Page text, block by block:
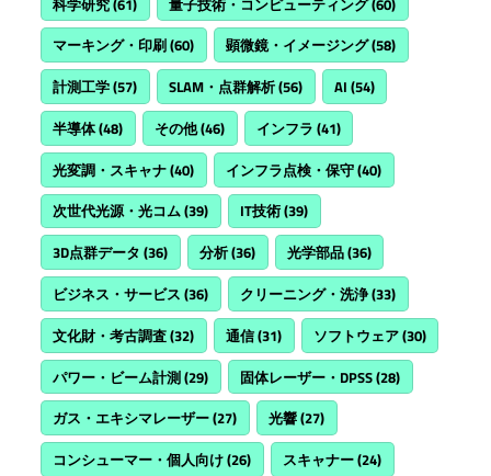
マーキング・印刷(60) 顕微鏡・イメージング(58)
計測工学(57) SLAM・点群解析(56) AI (54)
半導体(48) その他(46) インフラ (41)
光変調・スキャナ(40) インフラ点検・保守(40)
次世代光源・光コム(39) IT技術(39)
3D点群データ (36) 分析(36) 光学部品(36)
ビジネス・サービス (36) クリーニング・洗浄(33)
文化財・考古調査(32) 通信(31) ソフトウェア(30)
パワー・ビーム計測(29) 固体レーザー・DPSS(28)
ガス・エキシマレーザー(27) 光響(27)
コンシューマー・個人向け(26) スキャナー(24)